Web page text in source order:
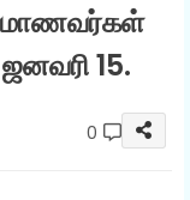
மாணவர்கள்
15.
0